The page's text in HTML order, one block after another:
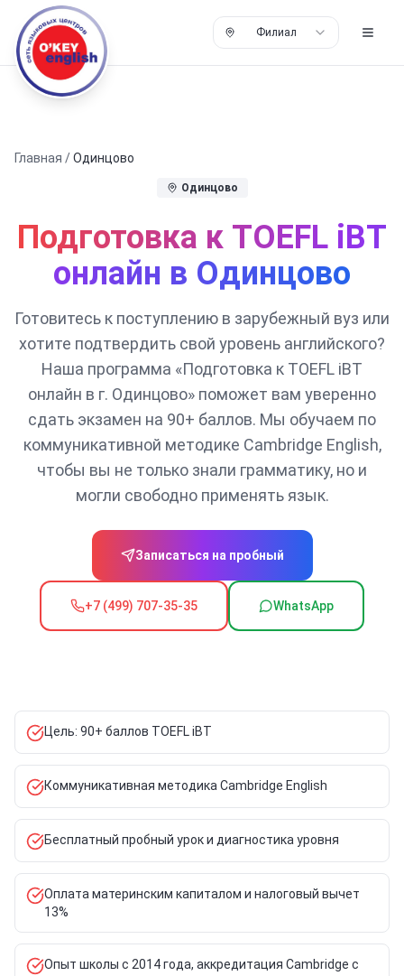
Филиал
Главная /Одинцово
Одинцово
Подготовка к TOEFL iBT
онлайн в Одинцово
Готовитесь к поступлению в зарубежный вуз или
хотите подтвердить свой уровень английского?
Наша программа «Подготовка к TOEFL iBT
онлайн в г. Одинцово» поможет вам уверенно
сдать экзамен на 90+ баллов. Мы обучаем по
коммуникативной методике Cambridge English,
чтобы вы не только знали грамматику, но и
могли свободно применять язык.
Записаться на пробный
+7 (499) 707-35-35 WhatsApp
Цель: 90+ баллов TOEFL iBT
Коммуникативная методика Cambridge English
Бесплатный пробный урок и диагностика уровня
Оплата материнским капиталом и налоговый вычет
13%
Опыт школы с 2014 года, аккредитация Cambridge с